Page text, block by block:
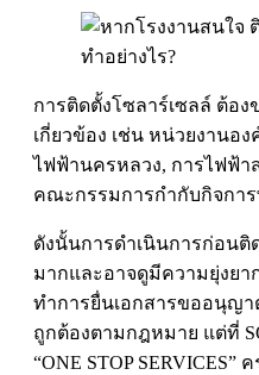
การติดตั้งโซลาร์เซลล์ ต้อ
เกี่ยวข้อง เช่น หน่วยงานอ
ไฟฟ้านครหลวง, การไฟฟ้
คณะกรรมการกำกับกิจการ
ดังนั้นการดำเนินการก่อนติ
มากและอาจดูมีความยุ่งยา
ทำการยื่นเอกสารขออนุญ
ถูกต้องตามกฎหมาย แต่ที่
“ONE STOP